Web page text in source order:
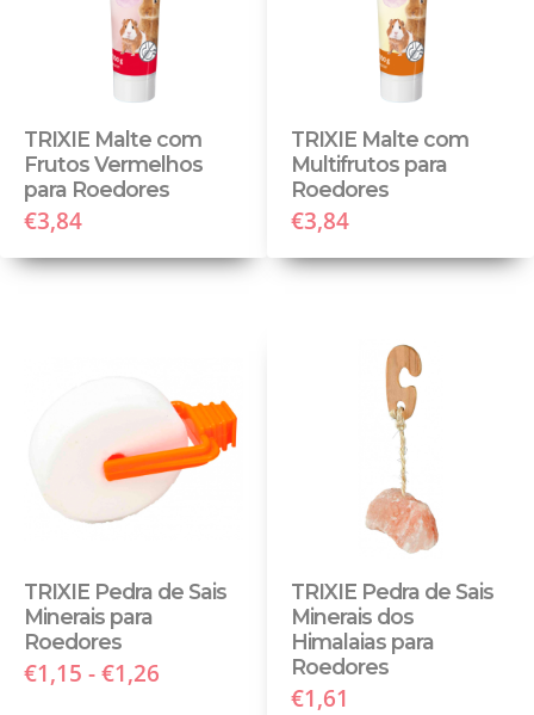
TRIXIE Malte com
Frutos Vermelhos
para Roedores
€3,84
TRIXIE Malte com
Multifrutos para
Roedores
€3,84
TRIXIE Pedra de Sais
Minerais para
Roedores
€1,15 - €1,26
TRIXIE Pedra de Sais
Minerais dos
Himalaias para
Roedores
€1,61